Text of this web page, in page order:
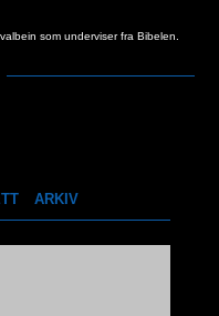
som underviser fra Bibelen.
]
ARKIV